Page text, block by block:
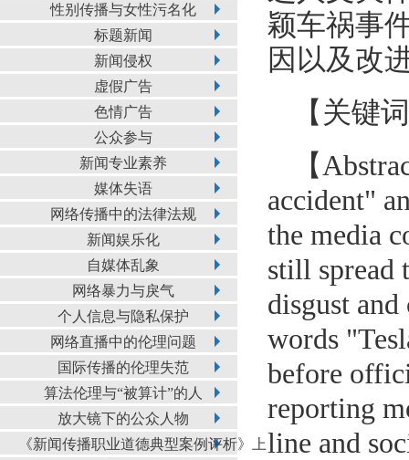
性别传播与女性污名化
标题新闻
新闻侵权
虚假广告
色情广告
公众参与
新闻专业素养
媒体失语
网络传播中的法律法规
新闻娱乐化
自媒体乱象
网络暴力与戾气
个人信息与隐私保护
网络直播中的伦理问题
国际传播的伦理失范
算法伦理与“被算计”的人
放大镜下的公众人物
《新闻传播职业道德典型案例评析》上
颖车祸事
因以及改
【关键
【
accident"
the media
still spread
disgust
words
before
reporting
line and